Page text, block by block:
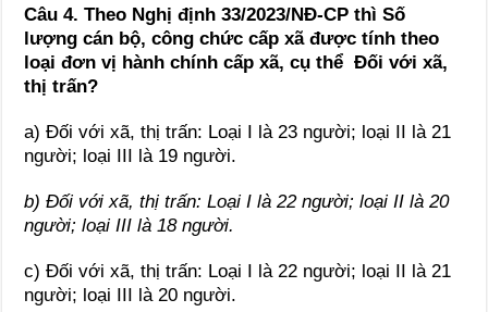
Câu 4. Theo Nghị định 33/2023/NĐ-CP thì Số
lượng cán bộ, công chức cấp xã được tính theo
loại đơn vị hành chính cấp xã, cụ thể Đối với xã,
thị trấn?
a) Đối với xã, thị trấn: Loại I là 23 người; loại II là 21
người; loại III là 19 người.
b) Đối với xã, thị trấn: Loại I là 22 người; loại II là 20
người; loại III là 18 người.
c) Đối với xã, thị trấn: Loại I là 22 người; loại II là 21
người; loại III là 20 người.